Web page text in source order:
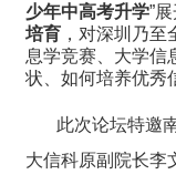
少年中高考升学”
培育 ，对深圳乃
息学竞赛、大学信
状、如何培养优秀
此次论坛特邀
大信科原副院长李